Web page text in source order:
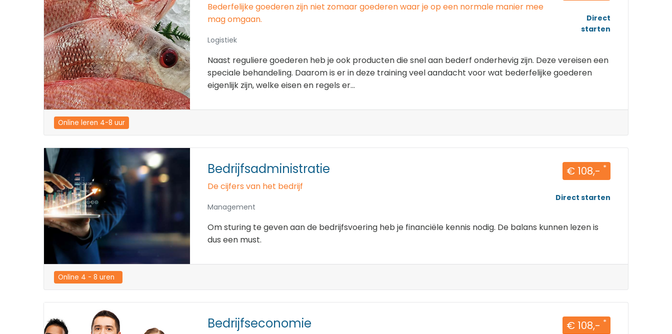
Bederfelijke goederen zijn niet zomaar goederen waar je op een normale manier mee
mag omgaan.
Logistiek
Direct
starten
Naast reguliere goederen heb je ook producten die snel aan bederf onderhevig zijn. Deze vereisen een
speciale behandeling. Daarom is er in deze training veel aandacht voor wat bederfelijke goederen
eigenlijk zijn, welke eisen en regels er...
Online leren 4-8 uur
Bedrijfsadministratie
De cijfers van het bedrijf
Management
€ 108,- *
Direct starten
Om sturing te geven aan de bedrijfsvoering heb je financiële kennis nodig. De balans kunnen lezen is
dus een must.
Online 4 - 8 uren
Bedrijfseconomie € 108,- *